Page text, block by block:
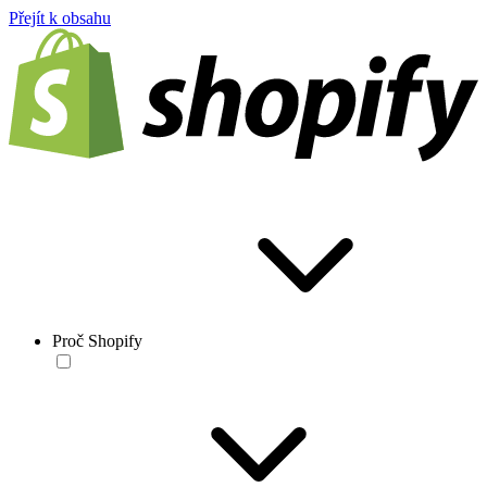
Přejít k obsahu
Proč Shopify